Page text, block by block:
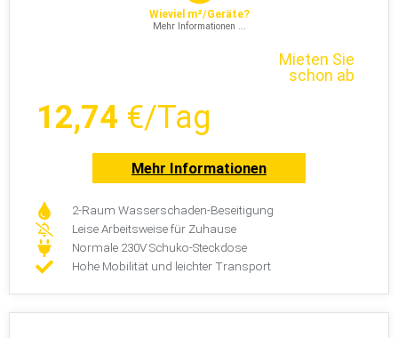
Wieviel m²/Geräte?
Mehr Informationen ...
Mieten Sie
schon ab
12,74 €/Tag
Mehr Informationen
2-Raum Wasserschaden-Beseitigung
Leise Arbeitsweise für Zuhause
Normale 230V Schuko-Steckdose
Hohe Mobilität und leichter Transport